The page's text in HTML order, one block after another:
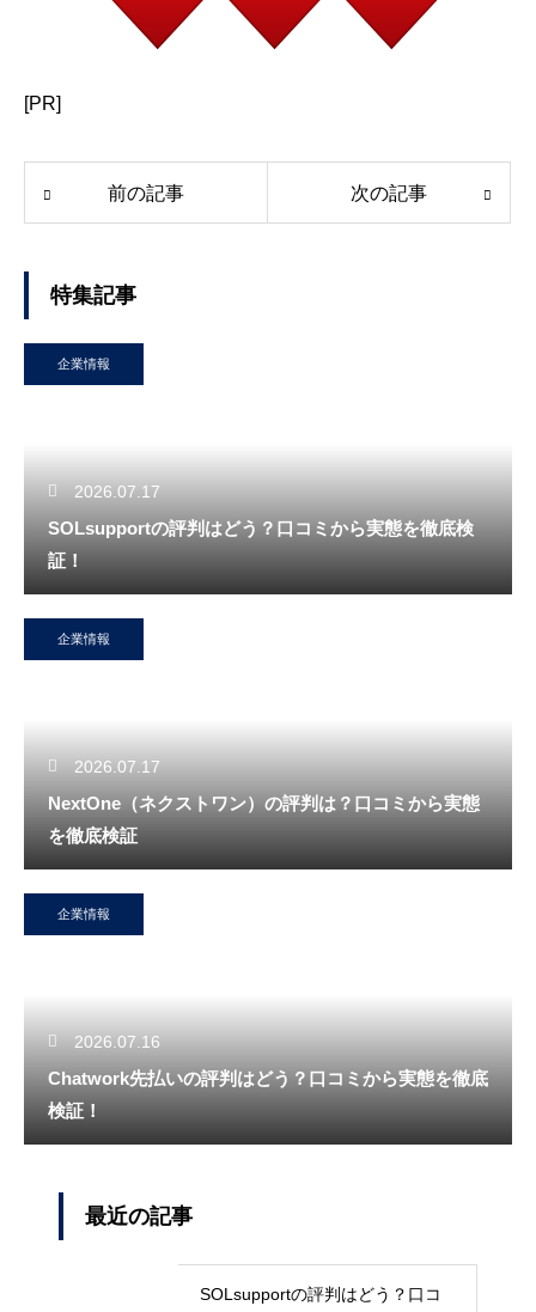
[PR]
前の記事 次の記事
特集記事
企業情報
2026.07.17
SOLsupportの評判はどう？口コミから実態を徹底検
証！
企業情報
2026.07.17
NextOne（ネクストワン）の評判は？口コミから実態
を徹底検証
企業情報
2026.07.16
Chatwork先払いの評判はどう？口コミから実態を徹底
検証！
最近の記事
SOLsupportの評判はどう？口コ